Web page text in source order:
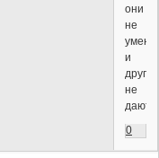
они
не
умеют
и
другим
не
дают.
0